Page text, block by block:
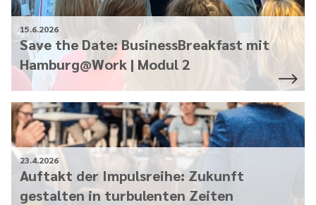
15.6.2026
Save the Date: BusinessBreakfast mit
Hamburg@Work | Modul 2
23.4.2026
Auftakt der Impulsreihe: Zukunft
gestalten in turbulenten Zeiten